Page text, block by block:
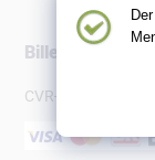
Billetsalg.dk
CVR-nr: 10147751